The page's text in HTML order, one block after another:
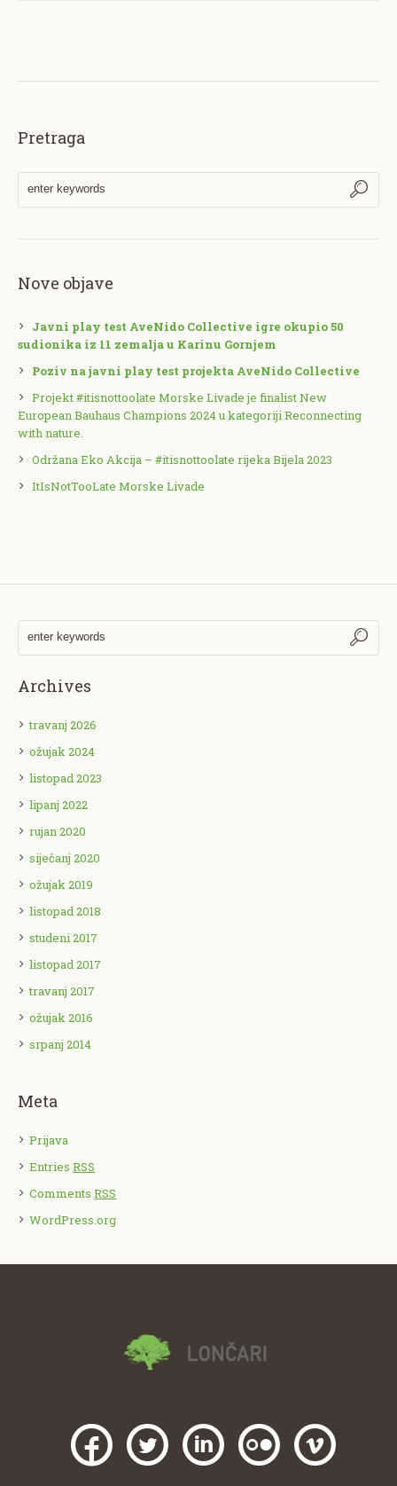
Pretraga
Nove objave
Javni play test AveNido Collective igre okupio 50
sudionika iz 11 zemalja u Karinu Gornjem
Poziv na javni play test projekta AveNido Collective
Projekt #itisnottoolate Morske Livade je finalist New
European Bauhaus Champions 2024 u kategoriji Reconnecting
with nature.
Održana Eko Akcija – #itisnottoolate rijeka Bijela 2023
ItIsNotTooLate Morske Livade
Archives
travanj 2026
ožujak 2024
listopad 2023
lipanj 2022
rujan 2020
siječanj 2020
ožujak 2019
listopad 2018
studeni 2017
listopad 2017
travanj 2017
ožujak 2016
srpanj 2014
Meta
Prijava
EntriesRSS
CommentsRSS
WordPress.org